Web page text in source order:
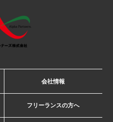
会社情報
フリーランスの方へ